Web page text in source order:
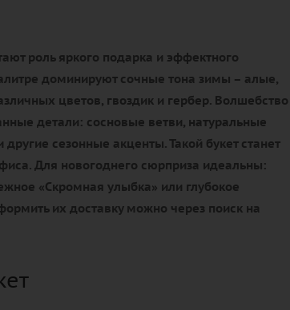
роль яркого подарка и эффектного
доминируют сочные тона зимы – алые,
цветов, гвоздик и гербер. Волшебство
детали: сосновые ветви, натуральные
сезонные акценты. Такой букет станет
Для новогоднего сюрприза идеальны:
«Скромная улыбка» или глубокое
их доставку можно через поиск на